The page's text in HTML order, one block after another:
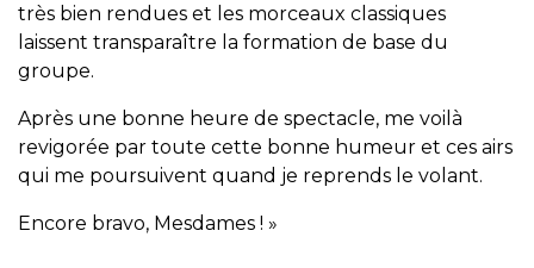
très bien rendues et les morceaux classiques
laissent transparaître la formation de base du
groupe.
Après une bonne heure de spectacle, me voilà
revigorée par toute cette bonne humeur et ces airs
qui me poursuivent quand je reprends le volant.
Encore bravo, Mesdames ! »